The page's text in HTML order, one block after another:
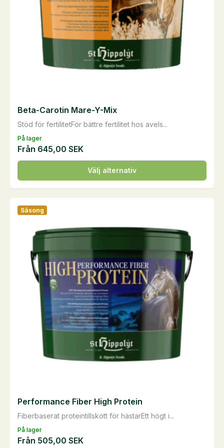
produktsidan
På lager
Stöd för fertilitetFör bättre fertilitet hos avels...
Beta-Carotin Mare-Y-Mix
Från 645,00 SEK
Välj alternativ
Den
här
produkten
har
flera
varianter.
olika
alternativen
produktsidan
På lager
Säsong
Fiberbaserat proteintillskott för hästarEtt högt i...
Performance Fiber High Protein
Från 505,00 SEK